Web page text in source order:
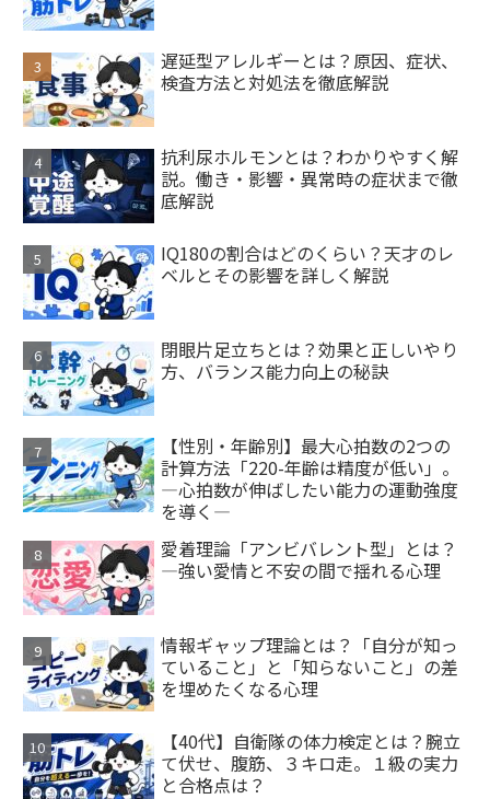
遅延型アレルギーとは？原因、症状、
検査方法と対処法を徹底解説
抗利尿ホルモンとは？わかりやすく解
説。働き・影響・異常時の症状まで徹
底解説
IQ180の割合はどのくらい？天才のレ
ベルとその影響を詳しく解説
閉眼片足立ちとは？効果と正しいやり
方、バランス能力向上の秘訣
【性別・年齢別】最大心拍数の2つの
計算方法「220-年齢は精度が低い」。
―心拍数が伸ばしたい能力の運動強度
を導く―
愛着理論「アンビバレント型」とは？
—強い愛情と不安の間で揺れる心理
情報ギャップ理論とは？「自分が知っ
ていること」と「知らないこと」の差
を埋めたくなる心理
【40代】自衛隊の体力検定とは？腕立
て伏せ、腹筋、３キロ走。１級の実力
と合格点は？